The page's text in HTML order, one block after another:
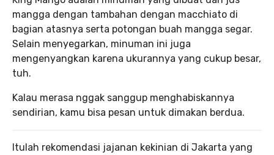
mangga dengan tambahan dengan macchiato di
bagian atasnya serta potongan buah mangga segar.
Selain menyegarkan, minuman ini juga
mengenyangkan karena ukurannya yang cukup besar,
tuh.
Kalau merasa nggak sanggup menghabiskannya
sendirian, kamu bisa pesan untuk dimakan berdua.
Itulah rekomendasi jajanan kekinian di Jakarta yang